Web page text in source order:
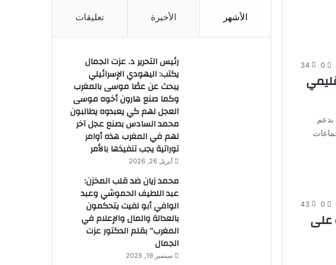
0
34
0
43
الأشهر الأخيرة تعليقات
رئيس التحرير د. عزت الجمال
يكتب: اليهودي الإسرائيلي
يبحث عن عصًا موسى بالمغرب
وكما صنع هارون أخوه موسى
العجل لهم كي يعبدوه يطالبون
محمد السادس بصنع عجل آخر
لهم في المغرب هذه أوامر
توراتية يجب تنفيذها بالأمر
أبريل 26, 2026
محمد زيان ضد قلب المخزن:
عبد اللطيف الحموشي وعبد
الوافي أبو لفيت يتحكمون
بالعدالة والمال والإعلام في
المغرب” بقلم الدكتور عزت
الجمال
سبتمبر 19, 2025